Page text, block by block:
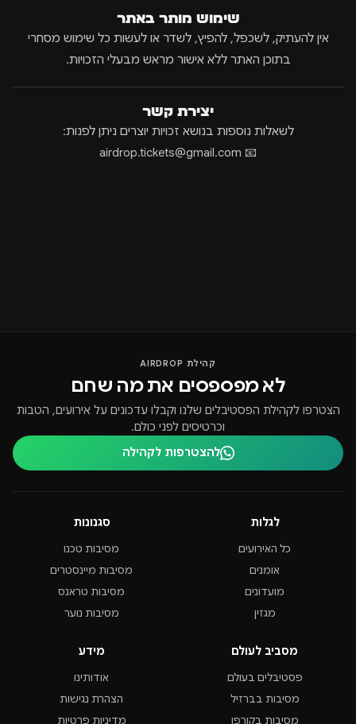
שימוש מותר באתר
אין להעתיק, לשכפל, להפיץ, לשדר או לעשות כל שימוש מסחרי
בתוכן האתר ללא אישור מראש מבעלי הזכויות.
יצירת קשר
לשאלות נוספות בנושא זכויות יוצרים ניתן לפנות:
📧 airdrop.tickets@gmail.com
קהילת AIRDROP
לא מפספסים את מה שחם
הצטרפו לקהילת הפסטיבלים שלנו וקבלו עדכונים על אירועים, הטבות
וכרטיסים לפני כולם.
להצטרפות לקהילה
לגלות
כל האירועים
אומנים
מועדונים
מגזין
סגנונות
מסיבות טכנו
מסיבות מיינסטרים
מסיבות טראנס
מסיבות נוער
מסביב לעולם
פסטיבלים בעולם
מסיבות בברזיל
מסיבות בקורפו
מידע
אודותינו
הצהרת נגישות
מדיניות פרטיות